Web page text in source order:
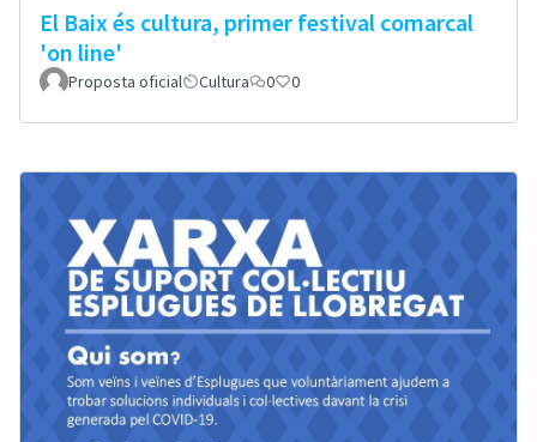
El Baix és cultura, primer festival comarcal
'on line'
Proposta oficial Cultura 0 0